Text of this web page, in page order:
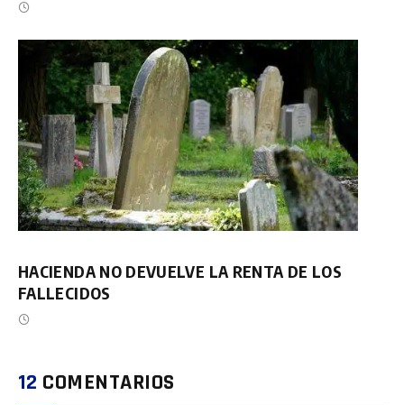
HACIENDA NO DEVUELVE LA RENTA DE LOS
FALLECIDOS
12 COMENTARIOS